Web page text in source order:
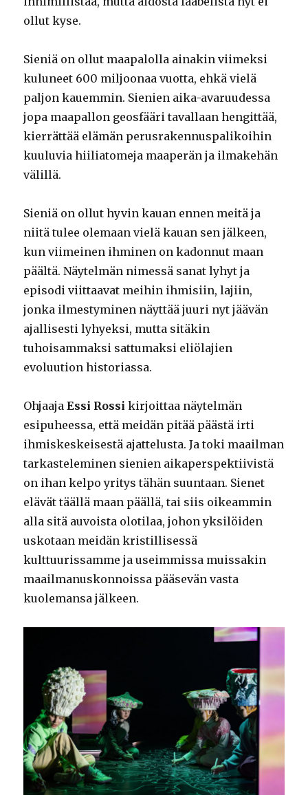
ollut kyse.
Sieniä on ollut maapalolla ainakin viimeksi
kuluneet 600 miljoonaa vuotta, ehkä vielä
paljon kauemmin. Sienien aika-avaruudessa
jopa maapallon geosfääri tavallaan hengittää,
kierrättää elämän perusrakennuspalikoihin
kuuluvia hiiliatomeja maaperän ja ilmakehän
välillä.
Sieniä on ollut hyvin kauan ennen meitä ja
niitä tulee olemaan vielä kauan sen jälkeen,
kun viimeinen ihminen on kadonnut maan
päältä. Näytelmän nimessä sanat lyhyt ja
episodi viittaavat meihin ihmisiin, lajiin,
jonka ilmestyminen näyttää juuri nyt jäävän
ajallisesti lyhyeksi, mutta sitäkin
tuhoisammaksi sattumaksi eliölajien
evoluution historiassa.
OhjaajaEssi Rossi kirjoittaa näytelmän
esipuheessa, että meidän pitää päästä irti
ihmiskeskeisestä ajattelusta. Ja toki maailman
tarkasteleminen sienien aikaperspektiivistä
on ihan kelpo yritys tähän suuntaan. Sienet
elävät täällä maan päällä, tai siis oikeammin
alla sitä auvoista olotilaa, johon yksilöiden
uskotaan meidän kristillisessä
kulttuurissamme ja useimmissa muissakin
maailmanuskonnoissa pääsevän vasta
kuolemansa jälkeen.